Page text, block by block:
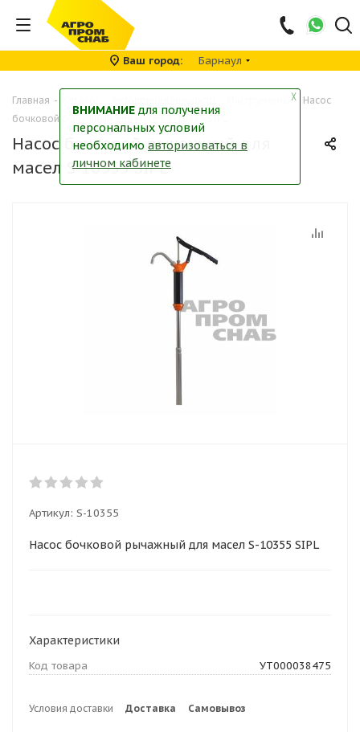
Ваш город Барнаул
Главная - - Насос
бочковой рычажный для масел S-10355 SIPL
Насос бочковой рычажный для
масел S-10355 SIPL
Артикул: S-10355
Насос бочковой рычажный для масел S-10355 SIPL
Характеристики
Код товара УТ000038475
Условия доставки Доставка Самовывоз
╳
ВНИМАНИЕ для получения
персональных условий
необходимо авторизоваться в
личном кабинете